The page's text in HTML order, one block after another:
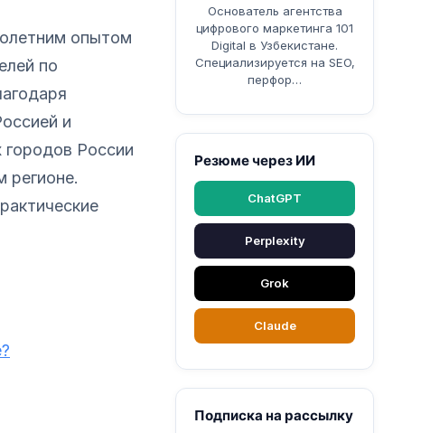
опытом
по
и
России
регионе.
Основатель агентства
цифрового маркетинга 101
Digital в Узбекистане.
Специализируется на SEO,
перфор…
Резюме через ИИ
ChatGPT
Perplexity
Grok
Claude
Подписка на рассылку